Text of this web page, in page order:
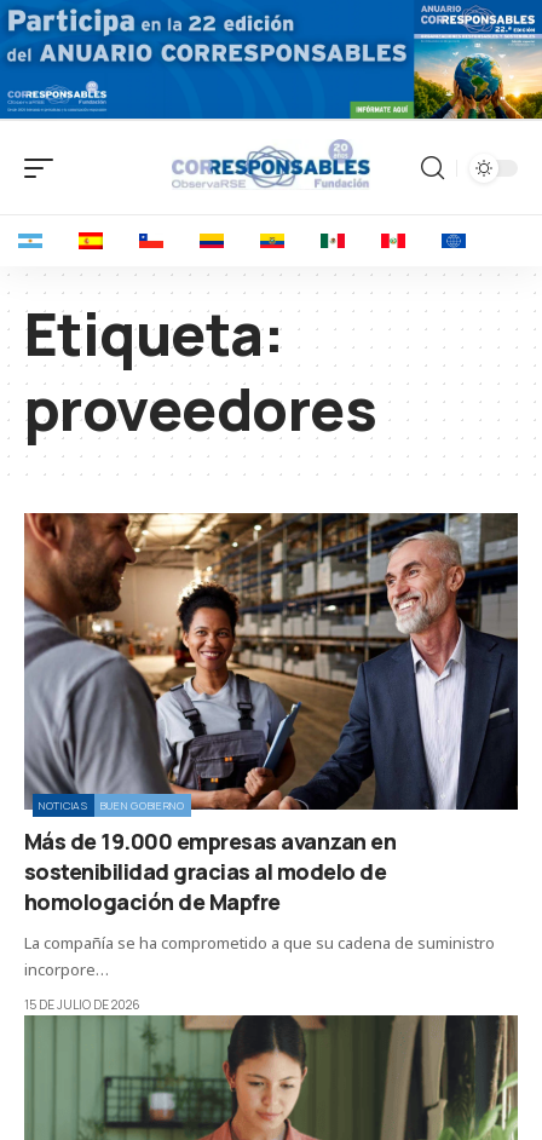
Etiqueta:
proveedores
NOTICIAS BUEN GOBIERNO
Más de 19.000 empresas avanzan en
sostenibilidad gracias al modelo de
homologación de Mapfre
La compañía se ha comprometido a que su cadena de suministro
incorpore…
15 DE JULIO DE 2026